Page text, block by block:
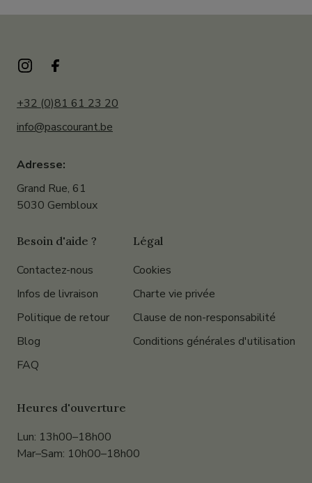
+32 (0)81 61 23 20
info@pascourant.be
Adresse:
Grand Rue, 61
5030 Gembloux
Besoin d'aide ?
Contactez-nous
Infos de livraison
Politique de retour
Blog
FAQ
Légal
Cookies
Charte vie privée
Clause de non-responsabilité
Conditions générales d'utilisation
Heures d'ouverture
Lun: 13h00–18h00
Mar–Sam: 10h00–18h00